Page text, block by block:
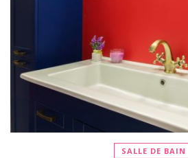
SALLE DE BAIN